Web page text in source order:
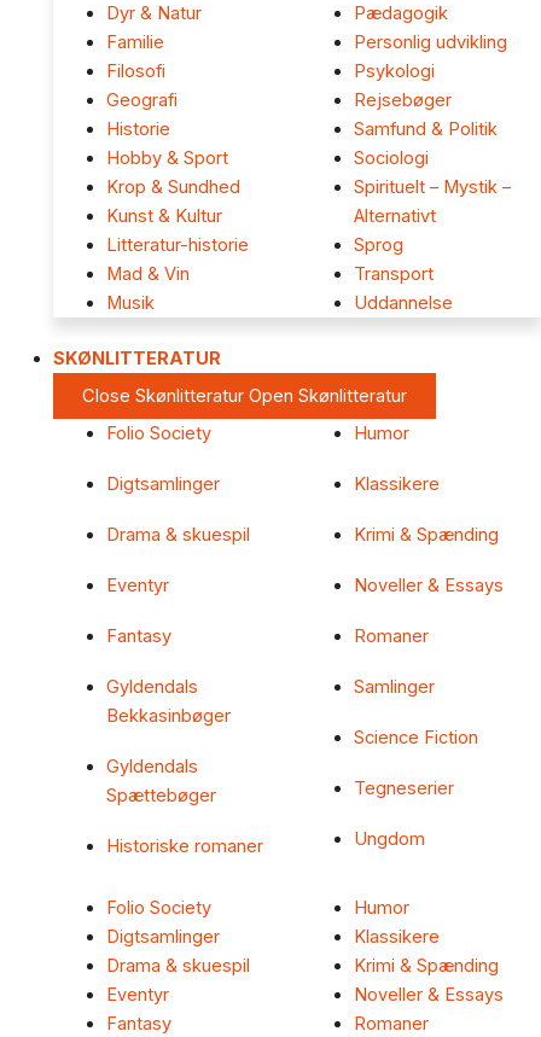
Dyr & Natur
Familie
Filosofi
Geografi
Historie
Hobby & Sport
Krop & Sundhed
Kunst & Kultur
Litteratur-historie
Mad & Vin
Musik
Pædagogik
Personlig udvikling
Psykologi
Rejsebøger
Samfund & Politik
Sociologi
Spirituelt – Mystik –
Alternativt
Sprog
Transport
Uddannelse
SKØNLITTERATUR
Close Skønlitteratur Open Skønlitteratur
Folio Society
Digtsamlinger
Drama & skuespil
Eventyr
Fantasy
Gyldendals
Bekkasinbøger
Gyldendals
Spættebøger
Historiske romaner
Humor
Klassikere
Krimi & Spænding
Noveller & Essays
Romaner
Samlinger
Science Fiction
Tegneserier
Ungdom
Folio Society
Digtsamlinger
Drama & skuespil
Eventyr
Fantasy
Humor
Klassikere
Krimi & Spænding
Noveller & Essays
Romaner